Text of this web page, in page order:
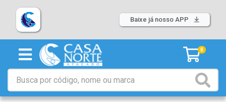
Baixe já nosso APP
0